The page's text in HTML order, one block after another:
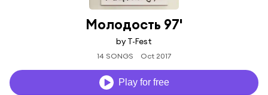
Молодость 97'
by T-Fest
14 SONGS Oct 2017
Play for free